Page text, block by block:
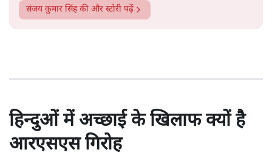
संजय कुमार सिंहकी और स्टोरी पढ़ें
हिन्दुओं में अच्छाई के खिलाफ क्यों है
आरएसएस गिरोह